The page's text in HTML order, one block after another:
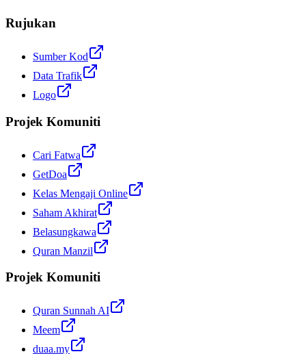
Rujukan
Sumber Kod
Data Trafik
Logo
Projek Komuniti
Cari Fatwa
GetDoa
Kelas Mengaji Online
Saham Akhirat
Belasungkawa
Quran Manzil
Projek Komuniti
Quran Sunnah AI
Meem
duaa.my